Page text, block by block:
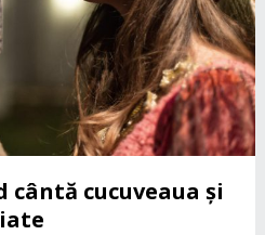
cântă cucuveaua și